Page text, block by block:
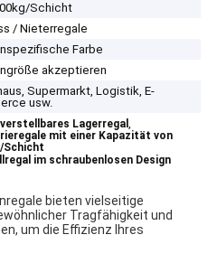
Schicht
/ Nieterregale
Farbe
akzeptieren
Supermarkt, Logistik, E-
usw.
Lagerregal,
mit einer Kapazität von
Schicht
im schraubenlosen Design
bieten vielseitige
Tragfähigkeit und
um die Effizienz Ihres